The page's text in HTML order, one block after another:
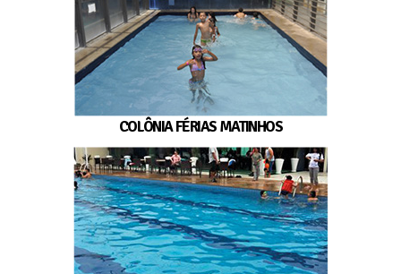
COLÔNIA FÉRIAS MATINHOS